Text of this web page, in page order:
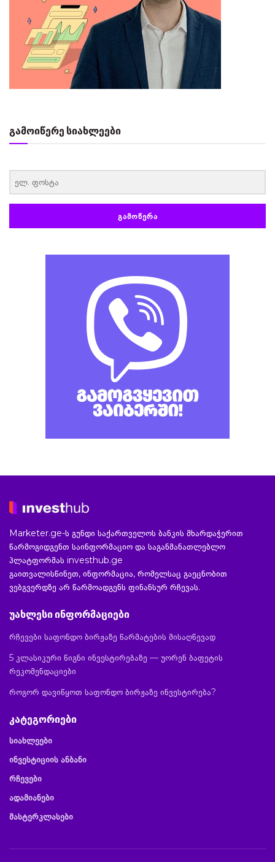
გამოიწერე სიახლეები
ᲒᲐᲛᲝᲬᲔᲠᲐ
Marketer.ge-ს გუნდი საქართველოს ბანკის მხარდაჭერით
წარმოგიდგენთ საინფორმაციო და საგანმანათლებლო
პლატფორმას investhub.ge
გაითვალისწინეთ, ინფორმაცია, რომელსაც გაეცნობით
ვებგვერდზე არ წარმოადგენს ფინანსურ რჩევას.
უახლესი ინფორმაციები
რჩევები საფონდო ბირჟაზე წარმატების მისაღწევად
5 კლასიკური წიგნი ინვესტირებაზე — უორენ ბაფეტის
რეკომენდაციები
როგორ დავიწყოთ საფონდო ბირჟაზე ინვესტირება?
კატეგორიები
სიახლეები
ინვესტიციის ანბანი
რჩევები
ადამიანები
მასტერკლასები